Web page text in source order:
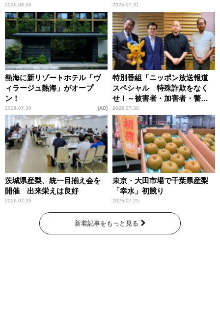
2026.08.06
恵
2026.07.31
熱海に新リゾートホテル「ヴ
ィラージュ熱海」がオープ
ン！
2026.07.30 AD
特別番組「ニッポン放送報道
スペシャル 特殊詐欺をなく
せ！～被害者・加害者・警視
庁が語るトクリュウの実態
～」放送
2026.07.30
茨城県産梨、統一目揃え会を
開催 出来栄えは良好
2026.07.29
東京・大田市場で千葉県産梨
「幸水」初競り
2026.07.25
新着記事をもっと見る